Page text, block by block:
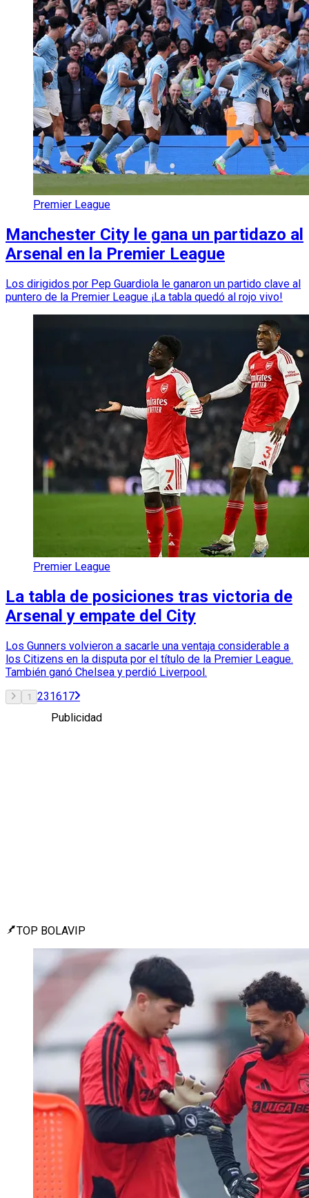
Premier League
Manchester City le gana un partidazo al
Arsenal en la Premier League
Los dirigidos por Pep Guardiola le ganaron un partido clave al
puntero de la Premier League ¡La tabla quedó al rojo vivo!
Premier League
La tabla de posiciones tras victoria de
Arsenal y empate del City
Los Gunners volvieron a sacarle una ventaja considerable a
los Citizens en la disputa por el título de la Premier League.
También ganó Chelsea y perdió Liverpool.
1 231617
Publicidad
TOP BOLAVIP